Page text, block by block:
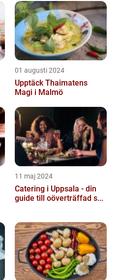
01 augusti 2024
Upptäck Thaimatens
Magi i Malmö
11 maj 2024
Catering i Uppsala - din
guide till oöverträffad s...